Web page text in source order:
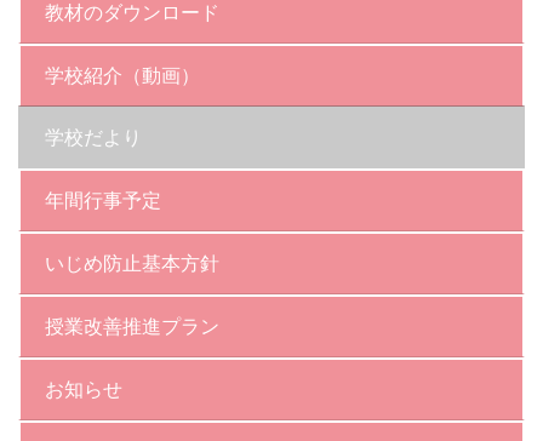
教材のダウンロード
学校紹介（動画）
学校だより
年間行事予定
いじめ防止基本方針
授業改善推進プラン
お知らせ